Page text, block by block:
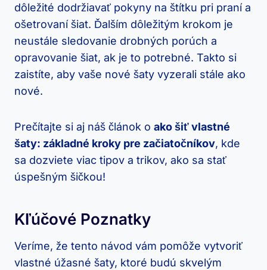
⁢dôležité dodržiavať pokyny​ na štítku⁢ pri praní a
ošetrovaní šiat.‍ Ďalším dôležitým krokom ⁢je
neustále sledovanie drobných porúch ‍a
opravovanie šiat, ak je to‍ potrebné.‌ Takto si
zaistíte, aby⁤ vaše⁢ nové šaty vyzerali⁢ stále ako
nové.
Prečítajte si aj náš článok o ako šiť vlastné
šaty: základné⁤ kroky ‍pre ‍začiatočníkov, kde⁣
sa dozviete viac tipov a trikov, ⁤ako sa stať
úspešným šičkou!
Kľúčové Poznatky
Veríme, že tento návod vám‌ pomôže vytvoriť
vlastné úžasné‌ šaty,‍ ktoré budú skvelým​